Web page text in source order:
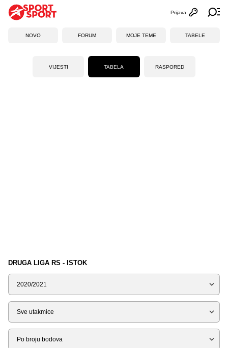
Otvori
Prijava
NOVO FORUM MOJE TEME TABELE
VIJESTI TABELA RASPORED
DRUGA LIGA RS - ISTOK
Sezona
Tip
Liga